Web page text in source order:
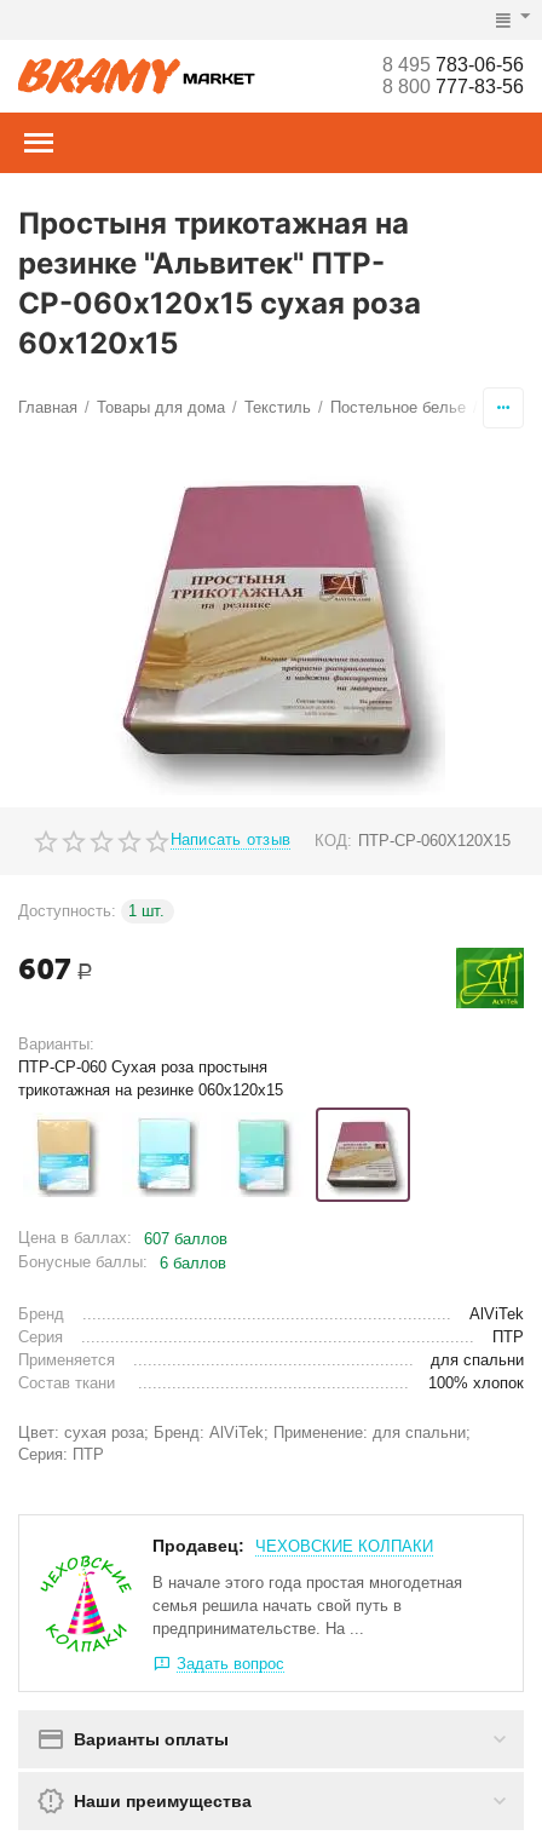
8 495783-06-56
8 800777-83-56
Простыня трикотажная на
резинке "Альвитек" ПТР-
СР-060х120х15 сухая роза
60х120х15
Главная / Товары для дома / Текстиль / Постельное белье
Написать отзыв КОД: ПТР-СР-060Х120Х15
Доступность: 1 шт.
607 Р
Варианты:
ПТР-СР-060 Сухая роза простыня
трикотажная на резинке 060х120х15
Цена в баллах:
607 баллов
Бонусные баллы:
6 баллов
Бренд
AlViTek
Серия
ПТР
Применяется
для спальни
Состав ткани
100% хлопок
Цвет: сухая роза; Бренд: AlViTek; Применение: для спальни;
Серия: ПТР
Продавец:
ЧЕХОВСКИЕ КОЛПАКИ
В начале этого года простая многодетная
семья решила начать свой путь в
предпринимательстве. На ...
Задать вопрос
Варианты оплаты
Наши преимущества